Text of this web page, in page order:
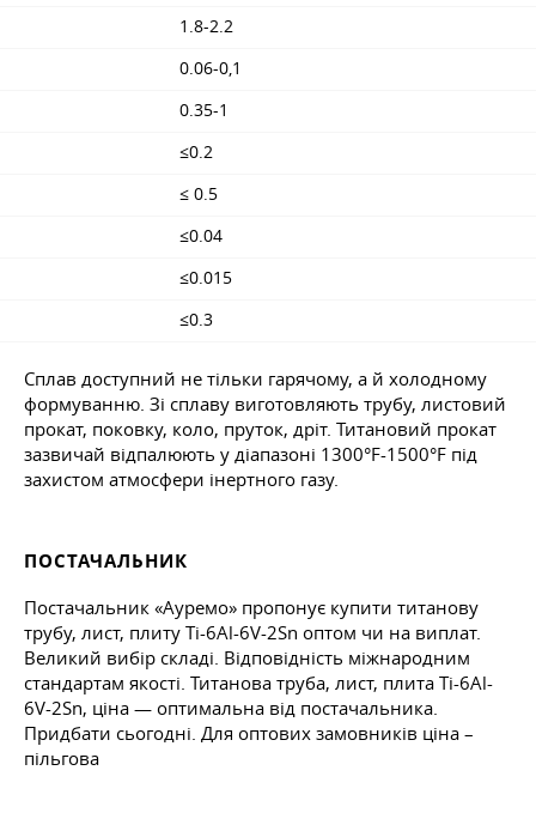
1.8-2.2
0.06-0,1
0.35-1
≤0.2
≤ 0.5
≤0.04
≤0.015
≤0.3
Сплав доступний не тільки гарячому, а й холодному
формуванню. Зі сплаву виготовляють трубу, листовий
прокат, поковку, коло, пруток, дріт. Титановий прокат
зазвичай відпалюють у діапазоні 1300°F-1500°F під
захистом атмосфери інертного газу.
ПОСТАЧАЛЬНИК
Постачальник «Ауремо» пропонує купити титанову
трубу, лист, плиту Ti-6Al-6V-2Sn оптом чи на виплат.
Великий вибір складі. Відповідність міжнародним
стандартам якості. Титанова труба, лист, плита Ti-6Al-
6V-2Sn, ціна — оптимальна від постачальника.
Придбати сьогодні. Для оптових замовників ціна –
пільгова